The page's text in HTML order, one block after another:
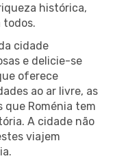
histórica,
todos.
cidade
e delicie-se
oferece
ao ar livre, as
Roménia tem
A cidade não
viajem